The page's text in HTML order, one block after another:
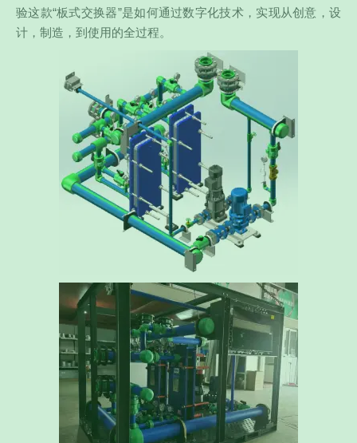
验这款“板式交换器”是如何通过数字化技术，实现从创意，设
计，制造，到使用的全过程。